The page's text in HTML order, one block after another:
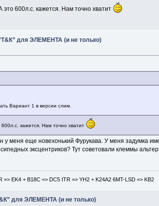
600л.с. кажется. Нам точно хватит
для ЭЛЕМЕНТА (и не только)
Вариант 1 в версии слим.
кажется. Нам точно хватит
меня еще новехонький Фурукава. У меня задумка
эксцентриков? Тут советовали клеммы
=> EK4 + B18С => DC5 ITR => YH2 + K24A2 6MT-LSD => KB2
для ЭЛЕМЕНТА (и не только)